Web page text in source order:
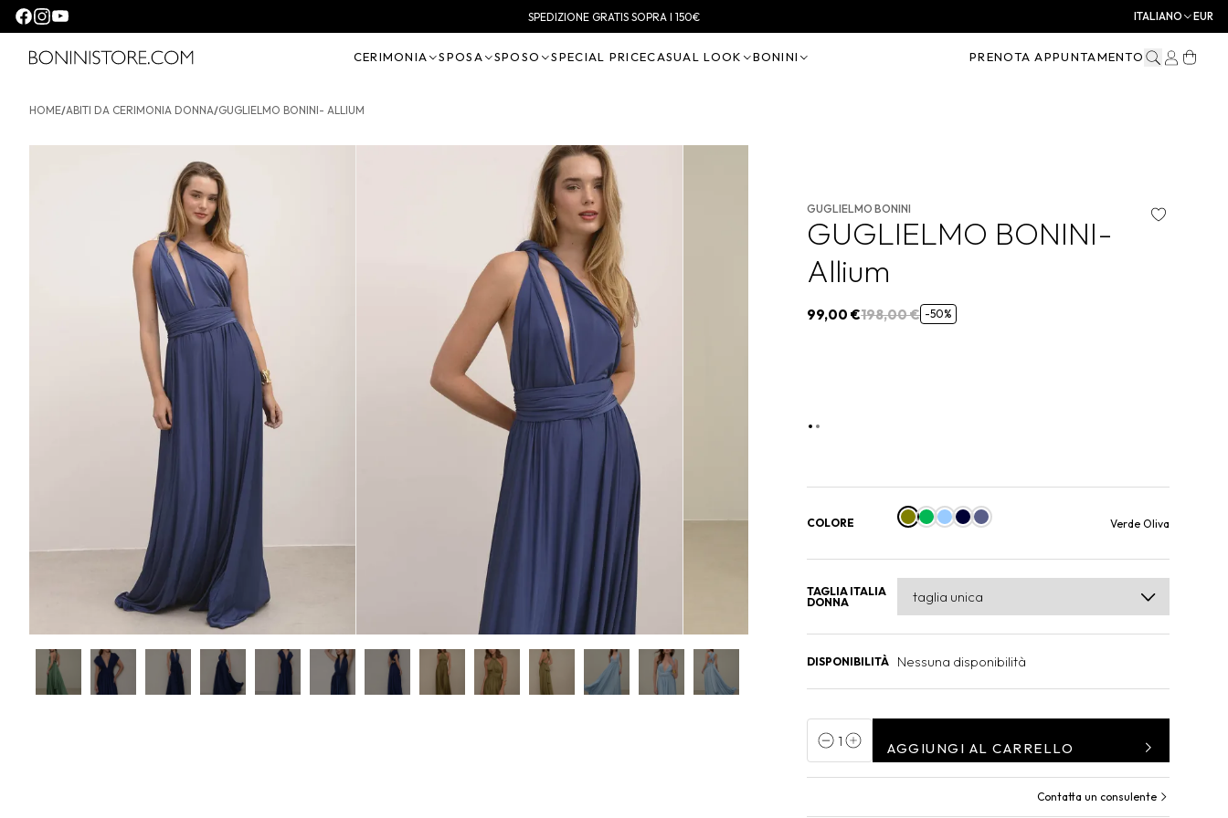
Seguici su facebook
Seguici su instagram
Seguici su youtube SPEDIZIONE GRATIS SOPRA I 150€ ITALIANO EUR
Bonini store CERIMONIA SPOSA SPOSO SPECIAL PRICECASUAL LOOK BONINI PRENOTA APPUNTAMENTO
HOME/ABITI DA CERIMONIA DONNA/GUGLIELMO BONINI- ALLIUM
GUGLIELMO BONINI
GUGLIELMO BONINI-
Allium
99,00 €198,00 € -50%
COLORE Verde Oliva
TAGLIA ITALIA
DONNA
DISPONIBILITÀ Nessuna disponibilità
1 AGGIUNGI AL CARRELLO
Contatta un consulente